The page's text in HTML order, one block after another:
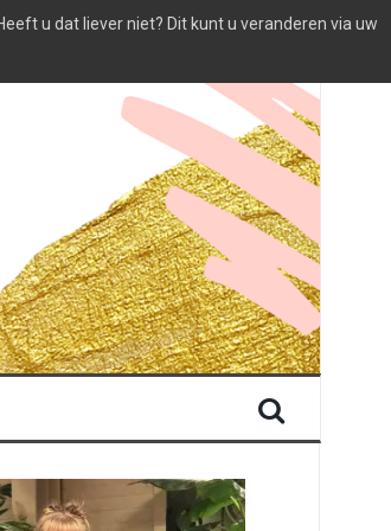
u dat liever niet? Dit kunt u veranderen via uw